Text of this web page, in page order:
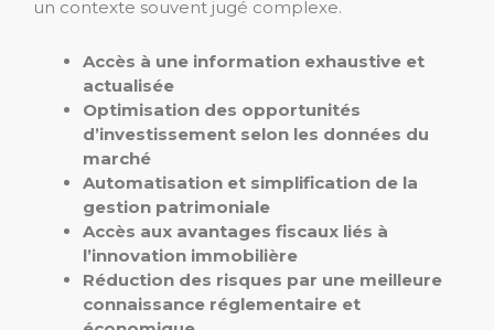
un contexte souvent jugé complexe.
Accès à une information exhaustive et
actualisée
Optimisation des opportunités
d’investissement selon les données du
marché
Automatisation et simplification de la
gestion patrimoniale
Accès aux avantages fiscaux liés à
l’innovation immobilière
Réduction des risques par une meilleure
connaissance réglementaire et